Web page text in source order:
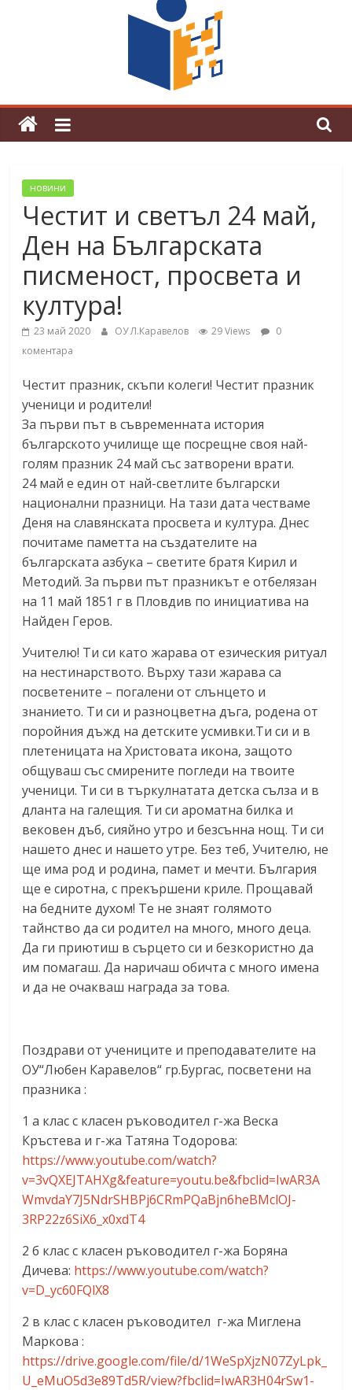
граници“
Магията на Андерсен оживя в ОУ
„Любен Каравелов“
новини
Честит и светъл 24 май,
Ден на Българската
писменост, просвета и
култура!
23 май 2020 ОУ Л.Каравелов 29 Views
0
коментара
Честит празник, скъпи колеги! Честит празник
ученици и родители!
За първи път в съвременната история
българското училище ще посрещне своя най-
голям празник 24 май със затворени врати.
24 май е един от най-светлите български
национални празници. На тази дата честваме
Деня на славянската просвета и култура. Днес
почитаме паметта на създателите на
българската азбука – светите братя Кирил и
Методий. За първи път празникът е отбелязан
на 11 май 1851 г в Пловдив по инициатива на
Найден Геров.
Учителю! Ти си като жарава от езическия ритуал
на нестинарството. Върху тази жарава са
посветените – погалени от слънцето и
знанието. Ти си и разноцветна дъга, родена от
поройния дъжд на детските усмивки.Ти си и в
плетеницата на Христовата икона, защото
общуваш със смирените погледи на твоите
ученици. Ти си в търкулнатата детска сълза и в
дланта на галещия. Ти си ароматна билка и
вековен дъб, сияйно утро и безсънна нощ. Ти си
нашето днес и нашето утре. Без теб, Учителю, не
ще има род и родина, памет и мечти. България
ще е сиротна, с прекършени криле. Прощавай
на бедните духом! Те не знаят голямото
тайнство да си родител на много, много деца.
Да ги приютиш в сърцето си и безкористно да
им помагаш. Да наричаш обичта с много имена
и да не очакваш награда за това.
Поздрави от учениците и преподавателите на
ОУ“Любен Каравелов“ гр.Бургас, посветени на
празника :
1 а клас с класен ръководител г-жа Веска
Кръстева и г-жа Татяна Тодорова:
https://www.youtube.com/watch?
v=3vQXEJTAHXg&feature=youtu.be&fbclid=IwAR3A
WmvdaY7J5NdrSHBPj6CRmPQaBjn6heBMclOJ-
3RP22z6SiX6_x0xdT4
2 б клас с класен ръководител г-жа Боряна
Дичева: https://www.youtube.com/watch?
v=D_yc60FQlX8
2 в клас с класен ръководител г-жа Миглена
Маркова :
https://drive.google.com/file/d/1WeSpXjzN07ZyLpk_
U_eMuO5d3e89Td5R/view?fbclid=IwAR3H04rSw1-